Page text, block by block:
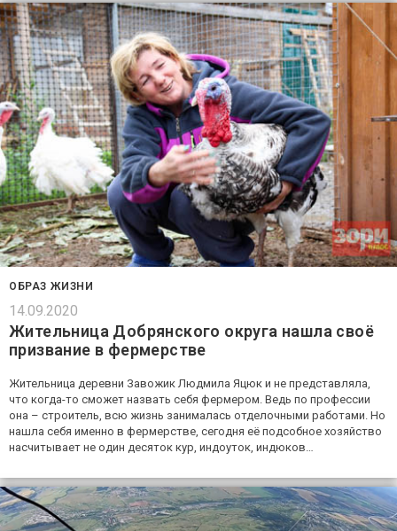
ОБРАЗ ЖИЗНИ
14.09.2020
Жительница Добрянского округа нашла своё
призвание в фермерстве
Жительница деревни Завожик Людмила Яцюк и не представляла,
что когда-то сможет назвать себя фермером. Ведь по профессии
она – строитель, всю жизнь занималась отделочными работами. Но
нашла себя именно в фермерстве, сегодня её подсобное хозяйство
насчитывает не один десяток кур, индоуток, индюков…